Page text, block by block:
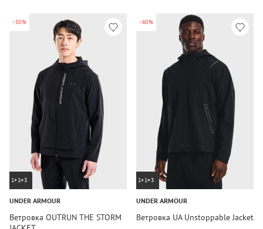
-50%
1+1=3
UNDER ARMOUR
Ветровка OUTRUN THE STORM
-60%
1+1=3
UNDER ARMOUR
Ветровка UA Unstoppable Jacket